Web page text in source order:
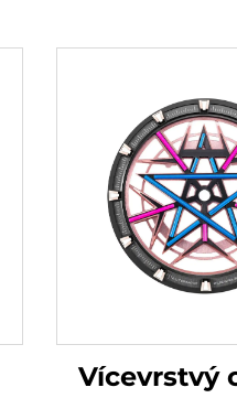
Vícevrstvý